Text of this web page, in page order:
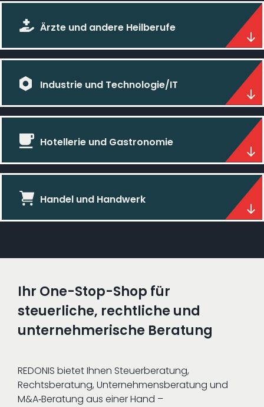
Ärzte und andere Heilberufe
Industrie und Technologie/IT
Hotellerie und Gastronomie
Handel und Handwerk
Ihr One-Stop-Shop für
steuerliche, rechtliche und
unternehmerische Beratung
REDONIS bietet Ihnen Steuerberatung,
Rechtsberatung, Unternehmensberatung und
M&A‑Beratung aus einer Hand –